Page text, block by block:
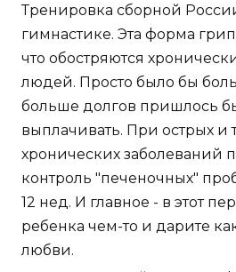
Тренировка сборной
гимнастике. Эта форма
что обостряются
людей. Просто было бы
больше долгов пришлось
выплачивать. При острых и
хронических заболеваний
контроль "печеночных"
12 нед. И главное - в этот
ребенка чем-то и дарите
любви.